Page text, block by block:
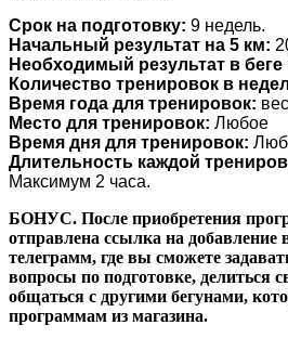
Срок на подготовку: 9 недель.
Начальный результат на 5 км:
Необходимый результат в беге
Количество тренировок в
Время года для тренировок:
Место для тренировок: Любое
Время дня для тренировок:
Длительность каждой
Максимум 2 часа.
БОНУС. После приобретения
отправлена ссылка на добавление
телеграмм, где вы сможете
вопросы по подготовке, делиться
общаться с другими бегунами,
программам из магазина.